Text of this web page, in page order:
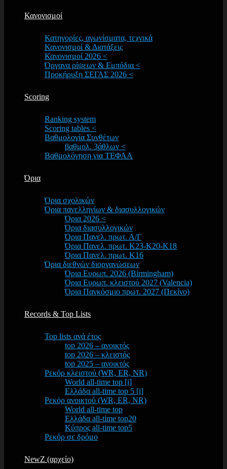
Κανονισμοί
Κατηγορίες, αγωνίσματα, τεχνικά
Κανονισμοί & Διατάξεις
Κανονισμοί 2026 <
Όργανα ρίψεων & Εμπόδια <
Προκήρυξη ΣΕΓΑΣ 2026 <
Scoring
Ranking system
Scoring tables <
Βαθμολογία Συνθέτων
βαθμολ. 3άθλων <
Βαθμολόγηση για ΤΕΦΑΑ
Όρια
Όρια σχολικών
Όρια πανελληνίων & διασυλλογικών
Όρια 2026 <
Όρια διασυλλογικών
Όρια Πανελ. πρωτ. Α/Γ
Όρια Πανελ. πρωτ. Κ23-Κ20-Κ18
Όρια Πανελ. πρωτ. Κ16
Όρια διεθνών διοργανώσεων
Όρια Ευρωπ. 2026 (Birmingham)
Όρια Ευρωπ. κλειστού 2027 (Valencia)
Όρια Παγκόσμιο πρωτ. 2027 (Πεκίνο)
Records & Top Lists
Top lists ανά έτος
top 2026 – ανοικτός
top 2026 – κλειστός
top 2025 – ανοικτός
Ρεκόρ κλειστού (WR, ER, NR)
World all-time top [i]
Ελλάδα all-time top 5 [i]
Ρεκόρ ανοικτού (WR, ER, NR)
World all-time top
Ελλάδα all-time top20
Κύπρος all-time top5
Ρεκόρ σε δρόμο
NewZ (αρχείο)